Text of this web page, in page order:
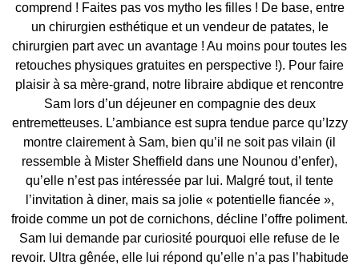
comprend ! Faites pas vos mytho les filles ! De base, entre
un chirurgien esthétique et un vendeur de patates, le
chirurgien part avec un avantage ! Au moins pour toutes les
retouches physiques gratuites en perspective !). Pour faire
plaisir à sa mère-grand, notre libraire abdique et rencontre
Sam lors d’un déjeuner en compagnie des deux
entremetteuses. L’ambiance est supra tendue parce qu’Izzy
montre clairement à Sam, bien qu’il ne soit pas vilain (il
ressemble à Mister Sheffield dans une Nounou d’enfer),
qu’elle n’est pas intéressée par lui. Malgré tout, il tente
l’invitation à diner, mais sa jolie « potentielle fiancée »,
froide comme un pot de cornichons, décline l’offre poliment.
Sam lui demande par curiosité pourquoi elle refuse de le
revoir. Ultra gênée, elle lui répond qu’elle n’a pas l’habitude